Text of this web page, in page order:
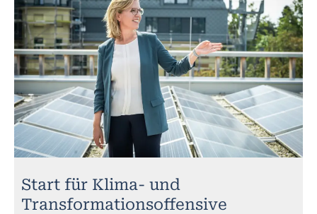
Start für Klima- und
Transformationsoffensive